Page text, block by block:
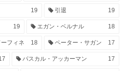
19 引退 19
19 エガン・ベルナル 18
フィネ 18 ペーター・サガン 17
パスカル・アッカーマン 17